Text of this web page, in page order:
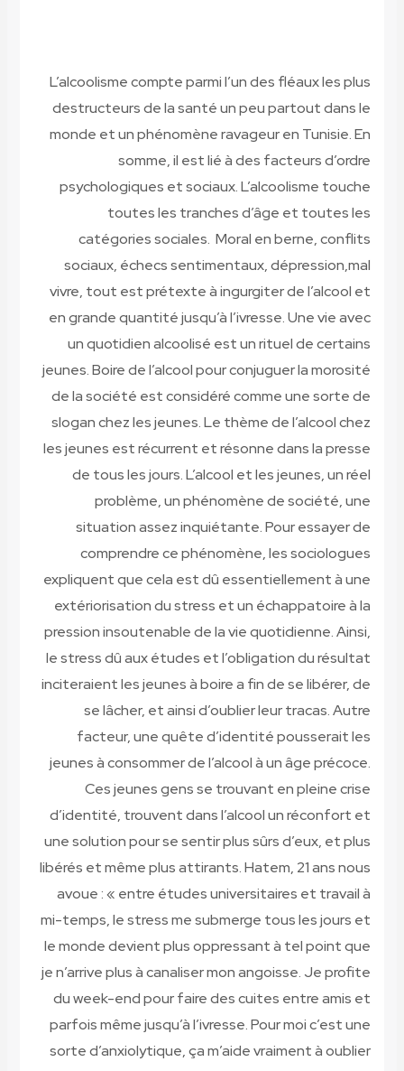
L’alcoolisme compte parmi l’un des fléaux les plus
destructeurs de la santé un peu partout dans le
monde et un phénomène ravageur en Tunisie. En
somme, il est lié à des facteurs d’ordre
psychologiques et sociaux. L’alcoolisme touche
toutes les tranches d’âge et toutes les
catégories sociales. Moral en berne, conflits
sociaux, échecs sentimentaux, dépression,mal
vivre, tout est prétexte à ingurgiter de l’alcool et
en grande quantité jusqu’à l’ivresse. Une vie avec
un quotidien alcoolisé est un rituel de certains
jeunes. Boire de l’alcool pour conjuguer la morosité
de la société est considéré comme une sorte de
slogan chez les jeunes. Le thème de l’alcool chez
les jeunes est récurrent et résonne dans la presse
de tous les jours. L’alcool et les jeunes, un réel
problème, un phénomène de société, une
situation assez inquiétante. Pour essayer de
comprendre ce phénomène, les sociologues
expliquent que cela est dû essentiellement à une
extériorisation du stress et un échappatoire à la
pression insoutenable de la vie quotidienne. Ainsi,
le stress dû aux études et l’obligation du résultat
inciteraient les jeunes à boire a fin de se libérer, de
se lâcher, et ainsi d’oublier leur tracas. Autre
facteur, une quête d’identité pousserait les
jeunes à consommer de l’alcool à un âge précoce.
Ces jeunes gens se trouvant en pleine crise
d’identité, trouvent dans l’alcool un réconfort et
une solution pour se sentir plus sûrs d’eux, et plus
libérés et même plus attirants. Hatem, 21 ans nous
avoue : « entre études universitaires et travail à
mi-temps, le stress me submerge tous les jours et
le monde devient plus oppressant à tel point que
je n’arrive plus à canaliser mon angoisse. Je profite
du week-end pour faire des cuites entre amis et
parfois même jusqu’à l’ivresse. Pour moi c’est une
sorte d’anxiolytique, ça m’aide vraiment à oublier